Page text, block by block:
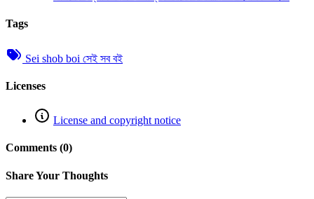
Tags
Sei shob boi সেই সব বই
Licenses
License and copyright notice
Comments (0)
Share Your Thoughts